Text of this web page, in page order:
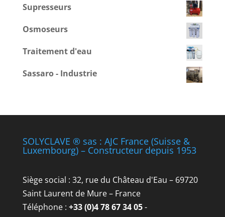
Supresseurs
Osmoseurs
Traitement d'eau
Sassaro - Industrie
SOLYCLAVE ® sas : AJC France (Suisse &
Luxembourg) – Constructeur depuis 1953
Siège social : 32, rue du Château d'Eau – 69720
Saint Laurent de Mure – France
Téléphone : +33 (0)4 78 67 34 05-